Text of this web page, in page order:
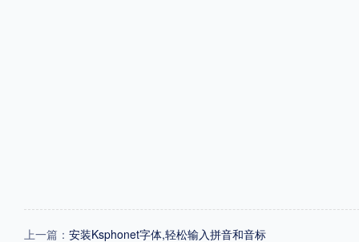
上一篇： 安装Ksphonet字体,轻松输入拼音和音标